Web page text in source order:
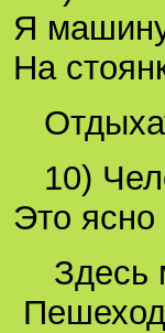
Я
На
10)
Это ясно
Здесь